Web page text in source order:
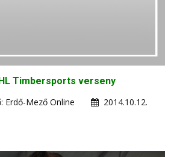
Timbersports verseny
Erdő-Mező Online
2014.10.12.